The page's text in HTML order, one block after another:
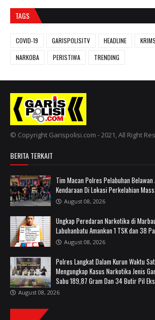
TAGS
COVID-19 GARISPOLISITV HEADLINE
NARKOBA
PERISTIWA TRENDING
© Copyright Garispolisi.com - 2021, All Right
BERITA TERKAIT
Tim Macan Polres Pelabuhan Belawan
Kendaraan Di Lokasi Perkelahian
August 08, 2026
Ungkap Peredaran Narkotika di
Labuhanbatu Amankan 1 TSK dan 38
August 08, 2026
Polres Langkat Dalam Kurun Waktu
Mengungkap Kasus Narkotika Jenis
Sabu 189,87 Gram Dan 34 Butir Pil
August 08, 2026